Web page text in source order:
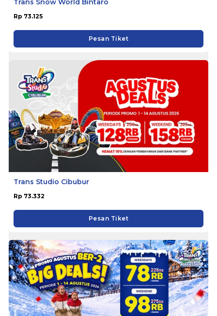
Trans Snow World Bintaro
Rp 73.125
Pesan Tiket
Trans Studio Cibubur
Rp 73.332
Pesan Tiket